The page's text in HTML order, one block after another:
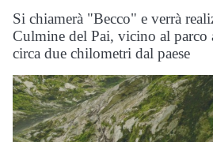
Si chiamerà "Becco" e verrà
Culmine del Pai, vicino al parco
circa due chilometri dal paese